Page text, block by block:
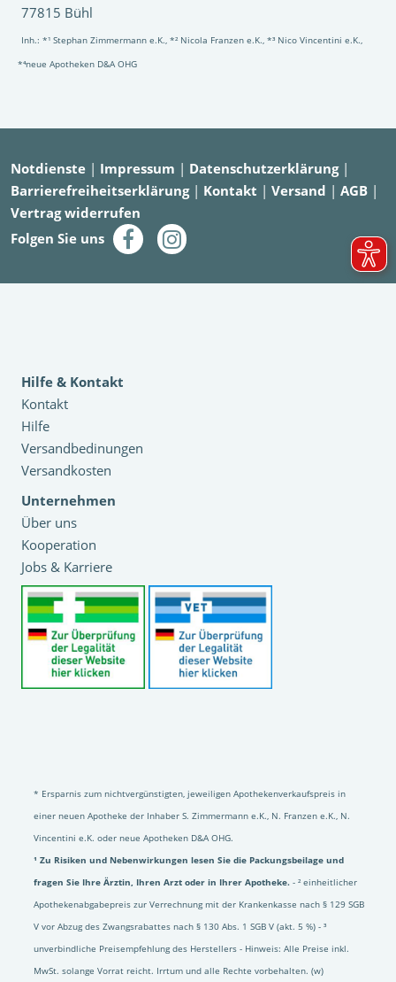
77815 Bühl
Inh.: *¹ Stephan Zimmermann e.K., *² Nicola Franzen e.K., *³ Nico Vincentini e.K.,
*⁴neue Apotheken D&A OHG
Notdienste | Impressum | Datenschutzerklärung|
Barrierefreiheitserklärung| Kontakt | Versand | AGB |
Vertrag widerrufen
Folgen Sie uns
Hilfe & Kontakt
Kontakt
Hilfe
Versandbedinungen
Versandkosten
Unternehmen
Über uns
Kooperation
Jobs & Karriere
* Ersparnis zum nichtvergünstigten, jeweiligen Apothekenverkaufspreis in
einer neuen Apotheke der Inhaber S. Zimmermann e.K., N. Franzen e.K., N.
Vincentini e.K. oder neue Apotheken D&A OHG.
¹ Zu Risiken und Nebenwirkungen lesen Sie die Packungsbeilage und
fragen Sie Ihre Ärztin, Ihren Arzt oder in Ihrer Apotheke. - ² einheitlicher
Apothekenabgabepreis zur Verrechnung mit der Krankenkasse nach § 129 SGB
V vor Abzug des Zwangsrabattes nach § 130 Abs. 1 SGB V (akt. 5 %) - ³
unverbindliche Preisempfehlung des Herstellers - Hinweis: Alle Preise inkl.
MwSt. solange Vorrat reicht. Irrtum und alle Rechte vorbehalten. (w)